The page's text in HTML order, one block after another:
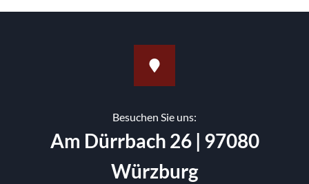
HEIZUNG
WÜRZBURG
Besuchen Sie uns:
Am Dürrbach 26 | 97080
Würzburg